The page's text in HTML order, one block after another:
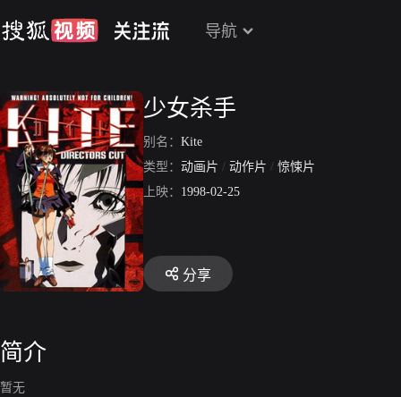
导航
少女杀手
别名： Kite
类型： 动画片 / 动作片 / 惊悚片
上映： 1998-02-25
分享
简介
暂无